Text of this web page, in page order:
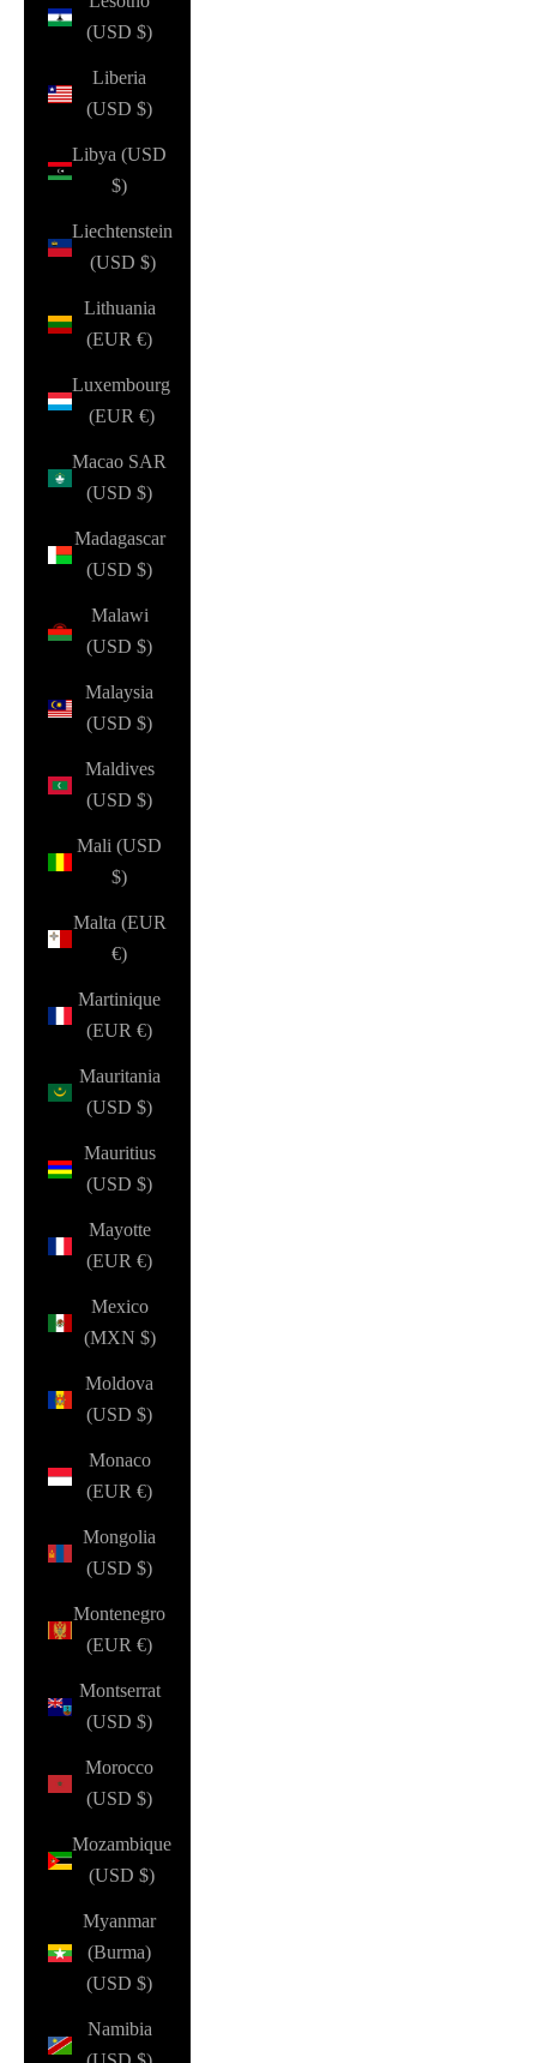
(USD $)
Liberia
(USD $)
Libya (USD
$)
Liechtenstein
(USD $)
Lithuania
(EUR €)
Luxembourg
(EUR €)
Macao SAR
(USD $)
Madagascar
(USD $)
Malawi
(USD $)
Malaysia
(USD $)
Maldives
(USD $)
Mali (USD
$)
Malta (EUR
€)
Martinique
(EUR €)
Mauritania
(USD $)
Mauritius
(USD $)
Mayotte
(EUR €)
Mexico
(MXN $)
Moldova
(USD $)
Monaco
(EUR €)
Mongolia
(USD $)
Montenegro
(EUR €)
Montserrat
(USD $)
Morocco
(USD $)
Mozambique
(USD $)
Myanmar
(Burma)
(USD $)
Namibia